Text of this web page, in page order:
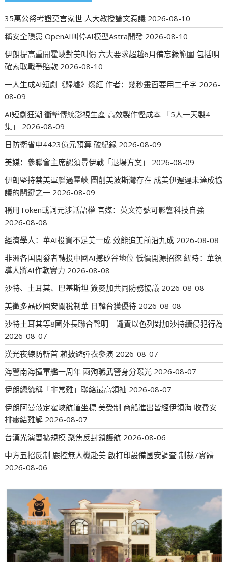
35萬公帑考證莫言家世 人大教授論文惹議 2026-08-10
稱安全隱患 OpenAI叫停AI模型Astra開發 2026-08-10
伊朗提高重開霍峽對美叫價 六大要求超越6月備忘錄範圍 包括明
確索取戰爭賠款 2026-08-10
一人生成AI短劇《歸墟》爆紅 作者：幾秒畫面要用二千字 2026-
08-09
AI短劇狂潮 衝擊傳統影視生產 高效製作慳成本 「5人一天製4
集」
2026-08-09
日防衛省申4423億元預算 破紀錄 2026-08-09
美媒：參聯會主席認須尋伊戰「退場方案」
2026-08-09
伊朗堅持禁美軍艦過霍峽 圖削美波斯灣存在 成美伊遲遲未達成協
議的關鍵之一 2026-08-09
稱用Token或詞元涉話語權 官媒：英文符號可影響科技自強
2026-08-08
經濟學人：華AI投資不足美一成 效能追美前沿九成 2026-08-08
非洲各国開發者轉投中國AI撼矽谷地位 低價開源招徠 紐時：華領
導人將AI作軟實力 2026-08-08
沙特、土耳其、巴基斯坦 簽麥加共同防務協議 2026-08-08
美徵多晶矽國安關稅制華 日韓台獲優待 2026-08-08
沙特土耳其等8國外長聯合聲明 譴責以色列對加沙持續侵犯行為
2026-08-07
漢光夜練防斬首 賴披避彈衣參演 2026-08-07
海警南海撞軍艦一周年 兩殉職武警身分曝光 2026-08-07
伊朗總統稱「非常難」聯絡最高領袖 2026-08-07
伊朗阿曼敲定霍峽航道坐標 美受制 商船進出皆經伊領海 收費安
排癥結難解 2026-08-07
台漢光演習擴規模 聚焦反封鎖護航 2026-08-06
中方五招反制 嚴控無人機赴美 啟打印設備國安調查 制裁7實體
2026-08-06